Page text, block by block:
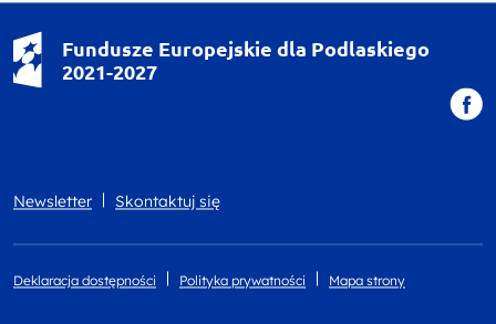
Fundusze Europejskie dla Podlaskiego
2021-2027
Newsletter Skontaktuj się
Deklaracja dostępności Polityka prywatności Mapa strony